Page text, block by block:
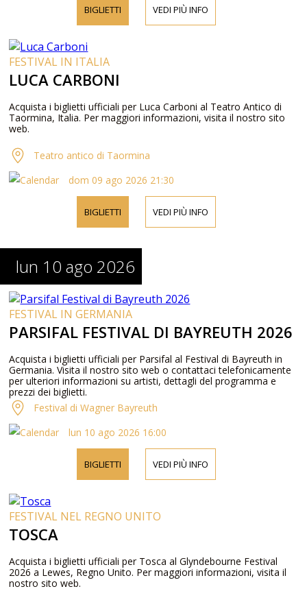
BIGLIETTI VEDI PIÙ INFO
FESTIVAL IN ITALIA
LUCA CARBONI
Acquista i biglietti ufficiali per Luca Carboni al Teatro Antico di
Taormina, Italia. Per maggiori informazioni, visita il nostro sito
web.
Teatro antico di Taormina
dom 09 ago 2026 21:30
BIGLIETTI VEDI PIÙ INFO
lun 10 ago 2026
FESTIVAL IN GERMANIA
PARSIFAL FESTIVAL DI BAYREUTH 2026
Acquista i biglietti ufficiali per Parsifal al Festival di Bayreuth in
Germania. Visita il nostro sito web o contattaci telefonicamente
per ulteriori informazioni su artisti, dettagli del programma e
prezzi dei biglietti.
Festival di Wagner Bayreuth
lun 10 ago 2026 16:00
BIGLIETTI VEDI PIÙ INFO
FESTIVAL NEL REGNO UNITO
TOSCA
Acquista i biglietti ufficiali per Tosca al Glyndebourne Festival
2026 a Lewes, Regno Unito. Per maggiori informazioni, visita il
nostro sito web.